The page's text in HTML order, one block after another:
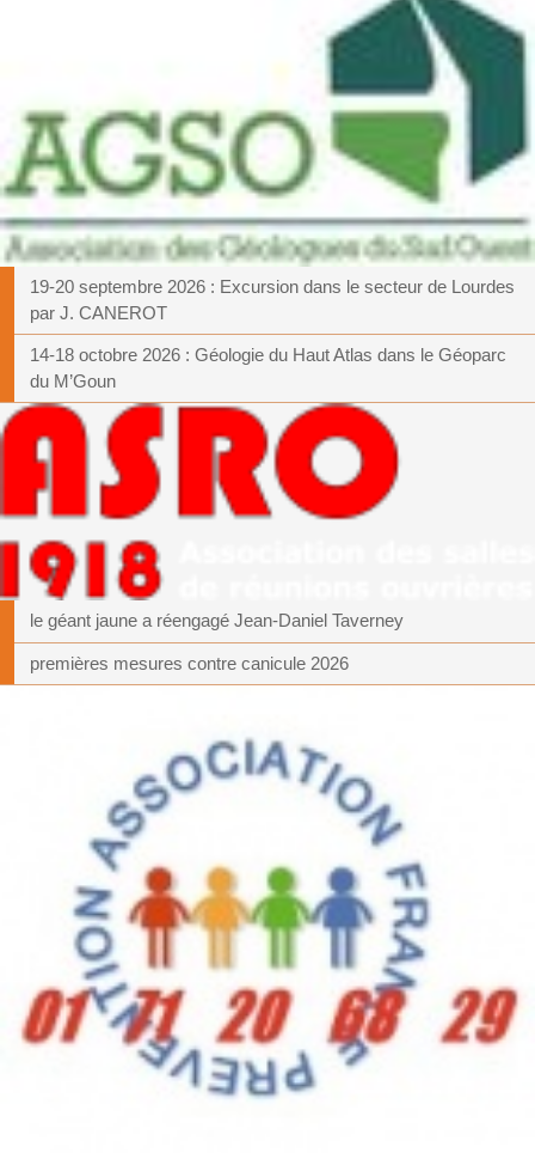
19-20 septembre 2026 : Excursion dans le secteur de Lourdes
par J. CANEROT
14-18 octobre 2026 : Géologie du Haut Atlas dans le Géoparc
du M’Goun
le géant jaune a réengagé Jean-Daniel Taverney
premières mesures contre canicule 2026